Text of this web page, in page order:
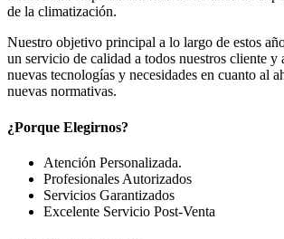
de la climatización.
Nuestro objetivo principal a lo largo de estos
un servicio de calidad a todos nuestros cliente y
nuevas tecnologías y necesidades en cuanto al
nuevas normativas.
¿Porque Elegirnos?
Atención Personalizada.
Profesionales Autorizados
Servicios Garantizados
Excelente Servicio Post-Venta